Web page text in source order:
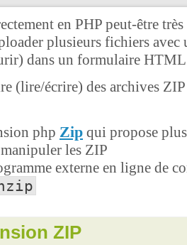
en PHP peut-être
plusieurs fichiers avec
dans un formulaire
(lire/écrire) des archives
php Zip qui propose
les ZIP
externe en ligne de
ZIP